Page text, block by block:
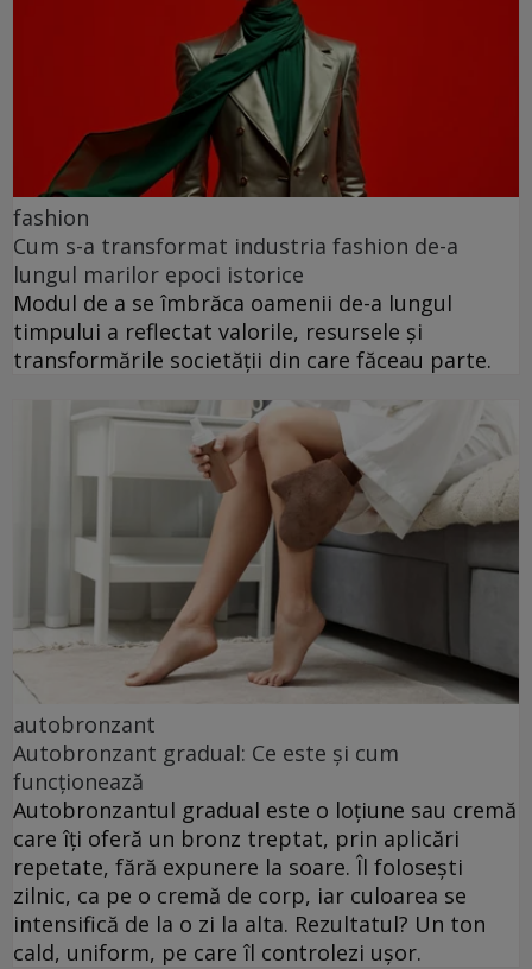
fashion
Cum s-a transformat industria fashion de-a
lungul marilor epoci istorice
Modul de a se îmbrăca oamenii de-a lungul
timpului a reflectat valorile, resursele și
transformările societății din care făceau parte.
autobronzant
Autobronzant gradual: Ce este și cum
funcționează
Autobronzantul gradual este o loțiune sau cremă
care îți oferă un bronz treptat, prin aplicări
repetate, fără expunere la soare. Îl folosești
zilnic, ca pe o cremă de corp, iar culoarea se
intensifică de la o zi la alta. Rezultatul? Un ton
cald, uniform, pe care îl controlezi ușor.